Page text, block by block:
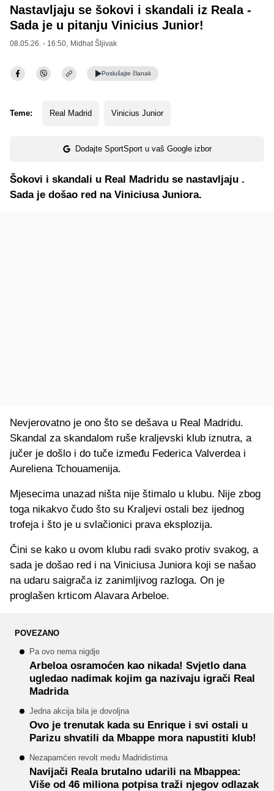
Nastavljaju se šokovi i skandali iz Reala -
Sada je u pitanju Vinicius Junior!
08.05.26. - 16:50, Midhat Šljivak
Poslušajte članak
Teme: Real Madrid Vinicius Junior
Dodajte SportSport u vaš Google izbor
Šokovi i skandali u Real Madridu se nastavljaju .
Sada je došao red na Viniciusa Juniora.
Nevjerovatno je ono što se dešava u Real Madridu.
Skandal za skandalom ruše kraljevski klub iznutra, a
jučer je došlo i do tuče između Federica Valverdea i
Aureliena Tchouamenija.
Mjesecima unazad ništa nije štimalo u klubu. Nije zbog
toga nikakvo čudo što su Kraljevi ostali bez ijednog
trofeja i što je u svlačionici prava eksplozija.
Čini se kako u ovom klubu radi svako protiv svakog, a
sada je došao red i na Viniciusa Juniora koji se našao
na udaru saigrača iz zanimljivog razloga. On je
proglašen krticom Alavara Arbeloe.
POVEZANO
Pa ovo nema nigdje
Arbeloa osramoćen kao nikada! Svjetlo dana
ugledao nadimak kojim ga nazivaju igrači Real
Madrida
Jedna akcija bila je dovoljna
Ovo je trenutak kada su Enrique i svi ostali u
Parizu shvatili da Mbappe mora napustiti klub!
Nezapamćen revolt među Madridistima
Navijači Reala brutalno udarili na Mbappea:
Više od 46 miliona potpisa traži njegov odlazak